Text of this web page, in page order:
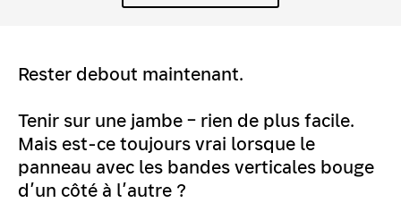
Rester debout maintenant.
Tenir sur une jambe – rien de plus facile.
Mais est-ce toujours vrai lorsque le
panneau avec les bandes verticales bouge
d’un côté à l’autre ?